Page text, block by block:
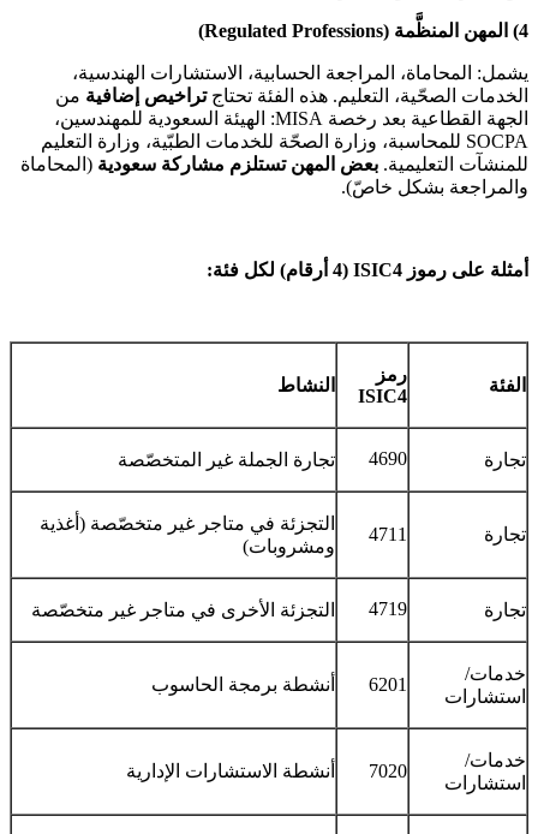
4) المهن المنظَّمة (Regulated Professions)
يشمل: المحاماة، المراجعة الحسابية، الاستشارات الهندسية،
الخدمات الصحّية، التعليم. هذه الفئة تحتاجتراخيص إضافية من
الجهة القطاعية بعد رخصة MISA: الهيئة السعودية للمهندسين،
SOCPA للمحاسبة، وزارة الصحّة للخدمات الطبّية، وزارة التعليم
للمنشآت التعليمية. بعض المهن تستلزم مشاركة سعودية (المحاماة
والمراجعة بشكل خاصّ).
أمثلة على رموز ISIC4 (4 أرقام) لكل فئة:
الفئة
رمز
ISIC4
النشاط
تجارة 4690 تجارة الجملة غير المتخصّصة
تجارة 4711
التجزئة في متاجر غير متخصّصة (أغذية
ومشروبات)
تجارة 4719 التجزئة الأخرى في متاجر غير متخصّصة
خدمات/
استشارات
6201 أنشطة برمجة الحاسوب
خدمات/
استشارات
7020 أنشطة الاستشارات الإدارية